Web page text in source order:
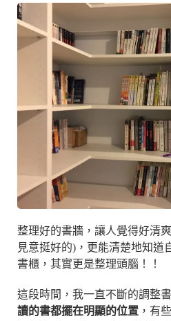
整理好的書牆，讓人覺得好清
見意挺好的)，更能清楚地知道
書櫃，其實更是整理頭腦！！
這段時間，我一直不斷的調整
讀的書都擺在明顯的位置 ，有